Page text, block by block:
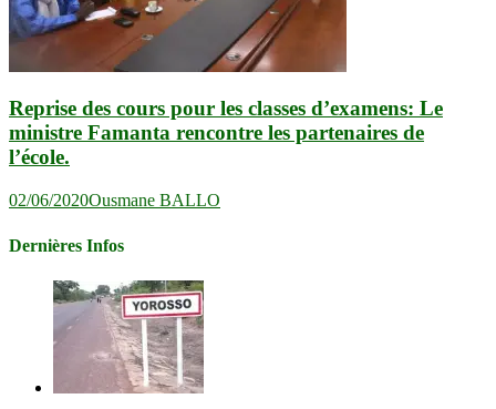
Reprise des cours pour les classes d’examens: Le
ministre Famanta rencontre les partenaires de
l’école.
02/06/2020Ousmane BALLO
Dernières Infos